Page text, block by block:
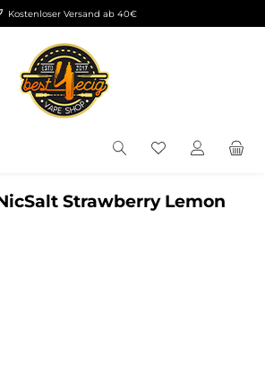
Kostenloser Versand ab 40€
Du hast 0
Strawberry Lemon